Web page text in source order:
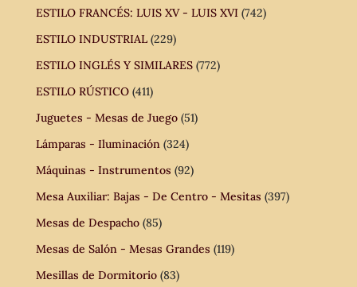
ESTILO FRANCÉS: LUIS XV - LUIS XVI (742)
ESTILO INDUSTRIAL (229)
ESTILO INGLÉS Y SIMILARES (772)
ESTILO RÚSTICO (411)
Juguetes - Mesas de Juego (51)
Lámparas - Iluminación (324)
Máquinas - Instrumentos (92)
Mesa Auxiliar: Bajas - De Centro - Mesitas (397)
Mesas de Despacho (85)
Mesas de Salón - Mesas Grandes (119)
Mesillas de Dormitorio (83)